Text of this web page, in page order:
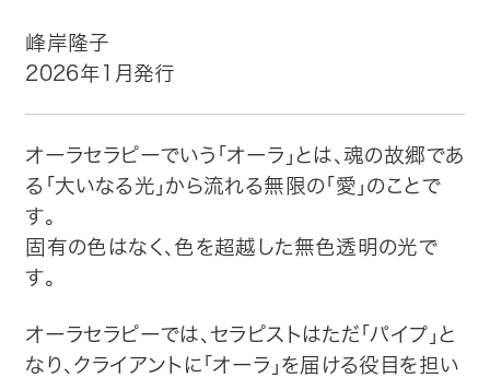
ご案内
自費出版したい方
お問い合わせ
峰岸隆子
2026年1月発行
オーラセラピーでいう「オーラ」とは、魂の故郷であ
る「大いなる光」から流れる無限の「愛」のことで
す。
固有の色はなく、色を超越した無色透明の光で
す。
オーラセラピーでは、セラピストはただ「パイプ」と
なり、クライアントに「オーラ」を届ける役目を担い